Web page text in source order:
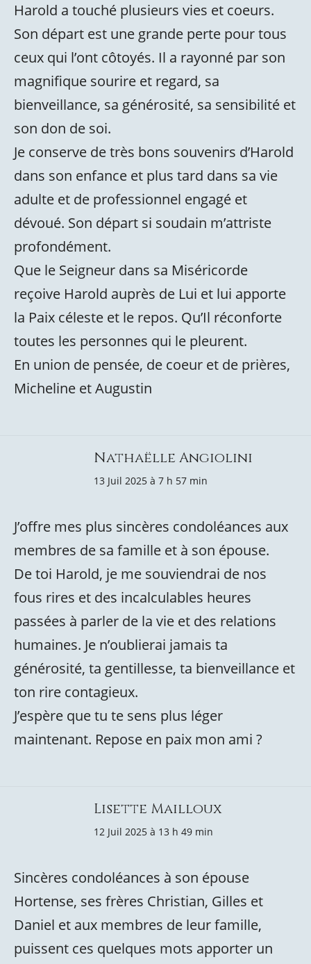
Harold a touché plusieurs vies et coeurs.
Son départ est une grande perte pour tous
ceux qui l’ont côtoyés. Il a rayonné par son
magnifique sourire et regard, sa
bienveillance, sa générosité, sa sensibilité et
son don de soi.
Je conserve de très bons souvenirs d’Harold
dans son enfance et plus tard dans sa vie
adulte et de professionnel engagé et
dévoué. Son départ si soudain m’attriste
profondément.
Que le Seigneur dans sa Miséricorde
reçoive Harold auprès de Lui et lui apporte
la Paix céleste et le repos. Qu’Il réconforte
toutes les personnes qui le pleurent.
En union de pensée, de coeur et de prières,
Micheline et Augustin
Nathaëlle Angiolini
13 Juil 2025 à 7 h 57 min
J’offre mes plus sincères condoléances aux
membres de sa famille et à son épouse.
De toi Harold, je me souviendrai de nos
fous rires et des incalculables heures
passées à parler de la vie et des relations
humaines. Je n’oublierai jamais ta
générosité, ta gentillesse, ta bienveillance et
ton rire contagieux.
J’espère que tu te sens plus léger
maintenant. Repose en paix mon ami ?
Lisette Mailloux
12 Juil 2025 à 13 h 49 min
Sincères condoléances à son épouse
Hortense, ses frères Christian, Gilles et
Daniel et aux membres de leur famille,
puissent ces quelques mots apporter un